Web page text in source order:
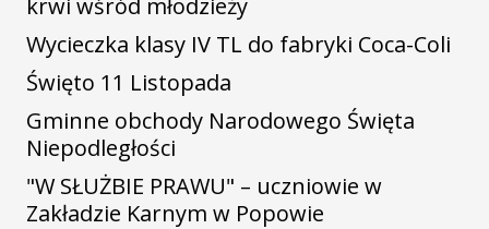
krwi wśród młodzieży
Wycieczka klasy IV TL do fabryki Coca-Coli
Święto 11 Listopada
Gminne obchody Narodowego Święta
Niepodległości
"W SŁUŻBIE PRAWU" – uczniowie w
Zakładzie Karnym w Popowie